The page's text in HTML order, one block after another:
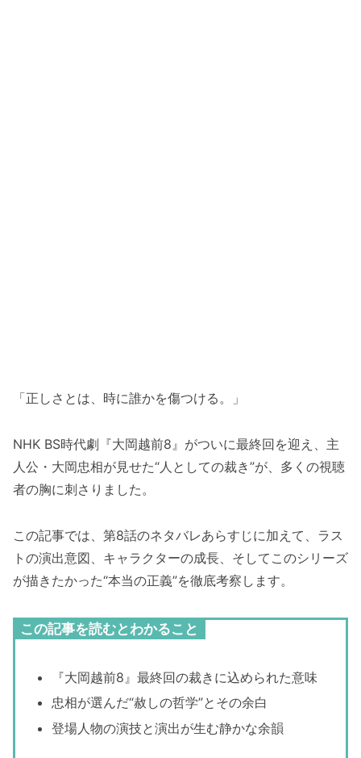
「正しさとは、時に誰かを傷つける。」
NHK BS時代劇『大岡越前8』がついに最終回を迎え、主
人公・大岡忠相が見せた“人としての裁き”が、多くの視聴
者の胸に刺さりました。
この記事では、第8話のネタバレあらすじに加えて、ラス
トの演出意図、キャラクターの成長、そしてこのシリーズ
が描きたかった“本当の正義”を徹底考察します。
この記事を読むとわかること
『大岡越前8』最終回の裁きに込められた意味
忠相が選んだ“赦しの哲学”とその余白
登場人物の演技と演出が生む静かな余韻